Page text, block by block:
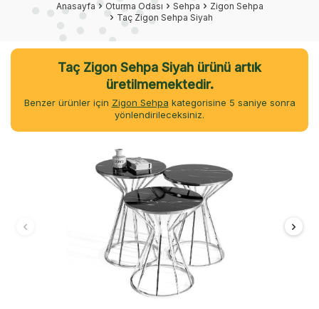
Anasayfa Oturma Odası Sehpa
Zigon Sehpa
Taç Zigon Sehpa Siyah
Taç Zigon Sehpa Siyah ürünü artık
üretilmemektedir.
Benzer ürünler için Zigon Sehpa kategorisine 5 saniye sonra
yönlendirileceksiniz.